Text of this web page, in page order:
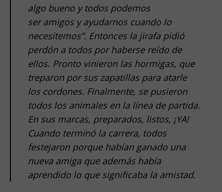
algo bueno y todos podemos
ser amigos y ayudarnos cuando lo
necesitemos”. Entonces la jirafa pidió
perdón a todos por haberse reído de
ellos. Pronto vinieron las hormigas, que
treparon por sus zapatillas para atarle
los cordones. Finalmente, se pusieron
todos los animales en la línea de partida.
En sus marcas, preparados, listos, ¡YA!
Cuando terminó la carrera, todos
festejaron porque habían ganado una
nueva amiga que además había
aprendido lo que significaba la amistad.